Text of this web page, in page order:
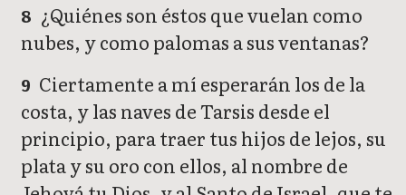
8 ¿Quiénes son éstos que vuelan como
nubes, y como palomas a sus ventanas?
9 Ciertamente a mí esperarán los de la
costa, y las naves de Tarsis desde el
principio, para traer tus hijos de lejos, su
plata y su oro con ellos, al nombre de